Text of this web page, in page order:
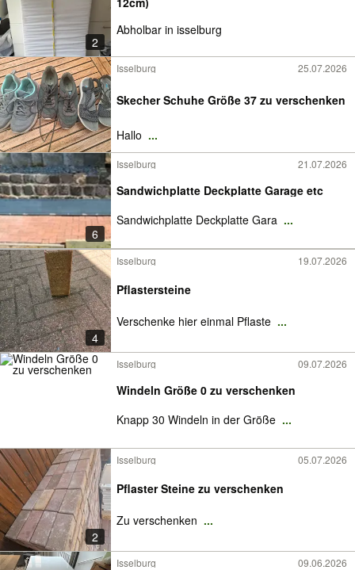
2
Abholbar in isselburg
Isselburg 25.07.2026
Skecher Schuhe Größe 37 zu verschenken
Hallo ...
6
Isselburg 21.07.2026
Sandwichplatte Deckplatte Garage etc
Sandwichplatte Deckplatte Gara ...
4
Isselburg 19.07.2026
Pflastersteine
Verschenke hier einmal Pflaste ...
Isselburg 09.07.2026
Windeln Größe 0 zu verschenken
Knapp 30 Windeln in der Größe ...
2
Isselburg 05.07.2026
Pflaster Steine zu verschenken
Zu verschenken ...
Isselburg 09.06.2026